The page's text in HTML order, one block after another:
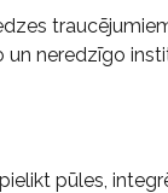
un neredzīgo
pūles,